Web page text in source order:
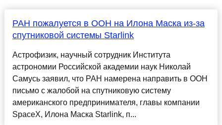
РАН пожалуется в ООН на Илона Маска из-за
спутниковой системы Starlink
Астрофизик, научный сотрудник Института
астрономии Российской академии наук Николай
Самусь заявил, что РАН намерена направить в ООН
письмо с жалобой на спутниковую систему
американского предпринимателя, главы компании
SpaceX, Илона Маска Starlink, п...